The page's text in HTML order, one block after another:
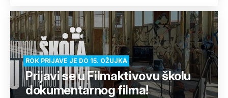
ROK PRIJAVE JE DO 15. OŽUJKA
Prijavi se u Filmaktivovu školu
dokumentarnog filma!